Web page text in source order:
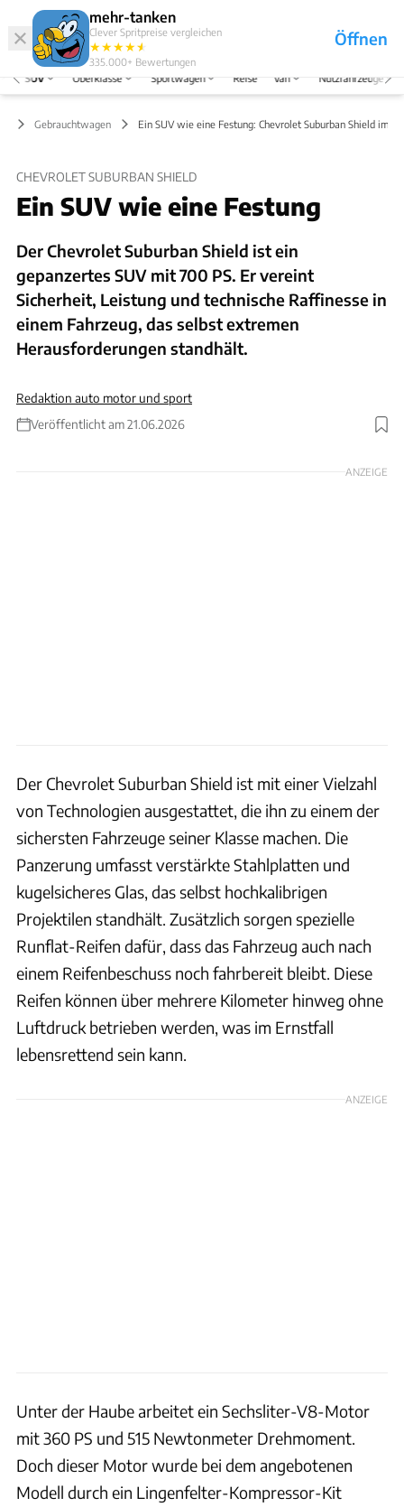
mehr-tanken
Clever Spritpreise vergleichen
★★★★★
★
335.000+ Bewertungen
Öffnen
Abo
Menü
SUV Oberklasse Sportwagen Reise Van Nutzfahrzeuge
Gebrauchtwagen Ein SUV wie eine Festung: Chevrolet Suburban Shield im
CHEVROLET SUBURBAN SHIELD
Ein SUV wie eine Festung
Der Chevrolet Suburban Shield ist ein
gepanzertes SUV mit 700 PS. Er vereint
Sicherheit, Leistung und technische Raffinesse in
einem Fahrzeug, das selbst extremen
Herausforderungen standhält.
Redaktion auto motor und sport
Veröffentlicht am 21.06.2026
Foto: Northeast Auto Imports LLC
ANZEIGE
Der Chevrolet Suburban Shield ist mit einer Vielzahl
von Technologien ausgestattet, die ihn zu einem der
sichersten Fahrzeuge seiner Klasse machen. Die
Panzerung umfasst verstärkte Stahlplatten und
kugelsicheres Glas, das selbst hochkalibrigen
Projektilen standhält. Zusätzlich sorgen spezielle
Runflat-Reifen dafür, dass das Fahrzeug auch nach
einem Reifenbeschuss noch fahrbereit bleibt. Diese
Reifen können über mehrere Kilometer hinweg ohne
Luftdruck betrieben werden, was im Ernstfall
lebensrettend sein kann.
ANZEIGE
Unter der Haube arbeitet ein Sechsliter-V8-Motor
mit 360 PS und 515 Newtonmeter Drehmoment.
Doch dieser Motor wurde bei dem angebotenen
Modell durch ein Lingenfelter-Kompressor-Kit